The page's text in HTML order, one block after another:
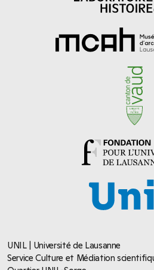
UNIL | Université de Lausanne
Service Culture et Médiation